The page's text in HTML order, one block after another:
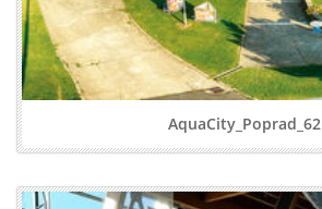
AquaCity_Poprad_62